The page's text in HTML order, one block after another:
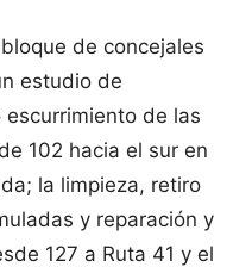
de concejales
estudio de
de las
102 hacia el sur en
la limpieza, retiro
y reparación y
127 a Ruta 41 y el